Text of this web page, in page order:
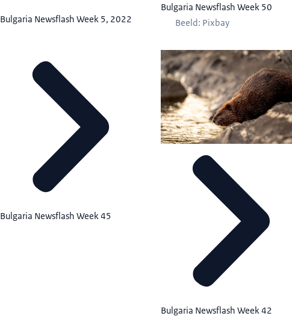
Bulgaria Newsflash Week 5, 2022
Bulgaria Newsflash Week 50
Beeld: Pixbay
Bulgaria Newsflash Week 45
Bulgaria Newsflash Week 42